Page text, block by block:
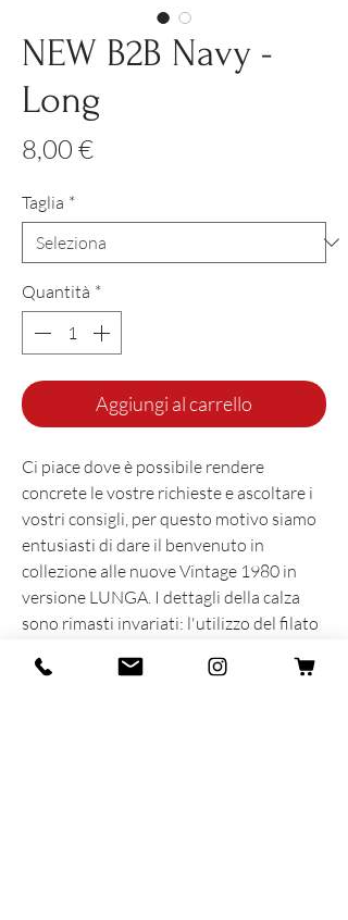
NEW B2B Navy -
Long
8,00 €Prezzo
Taglia *
Quantità *
Aggiungi al carrello
Ci piace dove è possibile rendere
concrete le vostre richieste e ascoltare i
vostri consigli, per questo motivo siamo
entusiasti di dare il benvenuto in
collezione alle nuove Vintage 1980 in
versione LUNGA. I dettagli della calza
sono rimasti invariati: l'utilizzo del filato
rimaglio a mano a contrasto e un fit